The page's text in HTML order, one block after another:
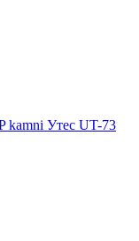
kamni Утес UT-73